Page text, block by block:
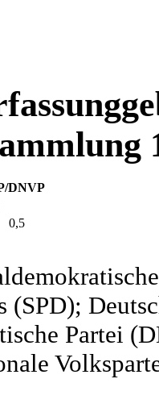
DNVP
0,5
(SPD);
Partei